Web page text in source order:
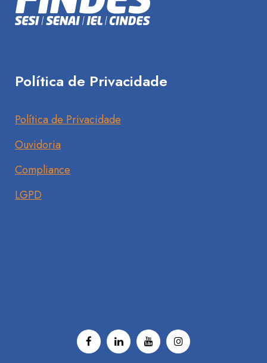
Política de Privacidade
Política de Privacidade
Ouvidoria
Compliance
LGPD